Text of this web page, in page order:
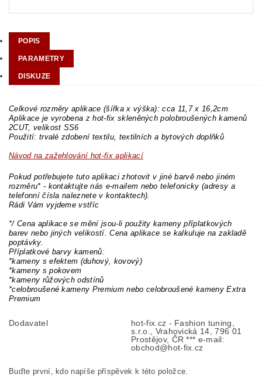
POPIS
PARAMETRY
DISKUZE
Celkové rozměry aplikace (šířka x výška): cca 11,7 x 16,2cm
Aplikace je vyrobena z hot-fix skleněných polobroušených kamenů
2CUT, velikost SS6
Použití: trvalé zdobení textilu, textilních a bytových doplňků
Návod na zažehlování hot-fix aplikací
Pokud potřebujete tuto aplikaci zhotovit v jiné barvě nebo jiném
rozměru* - kontaktujte nás e-mailem nebo telefonicky (adresy a
telefonní čísla naleznete v kontaktech).
Rádi Vám vyjdeme vstříc
*/ Cena aplikace se mění jsou-li použity kameny příplatkových
barev nebo jiných velikostí. Cena aplikace se kalkuluje na zakladě
poptávky.
Příplatkové barvy kamenů:
*kameny s efektem (duhový, kovový)
*kameny s pokovem
*kameny růžových odstínů
*celobroušené kameny Premium nebo celobroušené kameny Extra
Premium
Dodavatel
hot-fix.cz - Fashion tuning,
s.r.o., Vrahovická 14, 796 01
Prostějov, ČR *** e-mail:
obchod@hot-fix.cz
Buďte první, kdo napíše příspěvek k této položce.